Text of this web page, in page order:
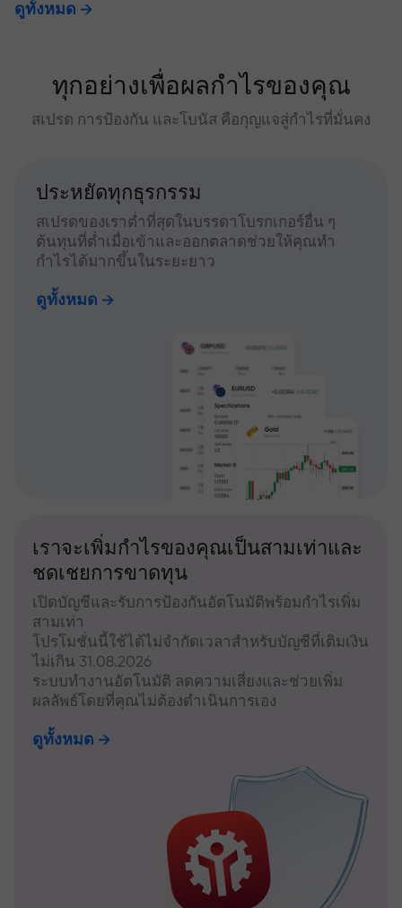
ดูทั้งหมด
ทุกอย่างเพื่อผลกำไรของคุณ
สเปรด การป้องกัน และโบนัส คือกุญแจสู่กำไรที่มั่นคง
ประหยัดทุกธุรกรรม
สเปรดของเราต่ำที่สุดในบรรดาโบรกเกอร์อื่น ๆ
ต้นทุนที่ต่ำเมื่อเข้าและออกตลาดช่วยให้คุณทำ
กำไรได้มากขึ้นในระยะยาว
ดูทั้งหมด
เราจะเพิ่มกำไรของคุณเป็นสามเท่าและ
ชดเชยการขาดทุน
เปิดบัญชีและรับการป้องกันอัตโนมัติพร้อมกำไรเพิ่ม
สามเท่า
โปรโมชั่นนี้ใช้ได้ไม่จำกัดเวลาสำหรับบัญชีที่เติมเงิน
ไม่เกิน 31.08.2026
ระบบทำงานอัตโนมัติ ลดความเสี่ยงและช่วยเพิ่ม
ผลลัพธ์โดยที่คุณไม่ต้องดำเนินการเอง
ดูทั้งหมด